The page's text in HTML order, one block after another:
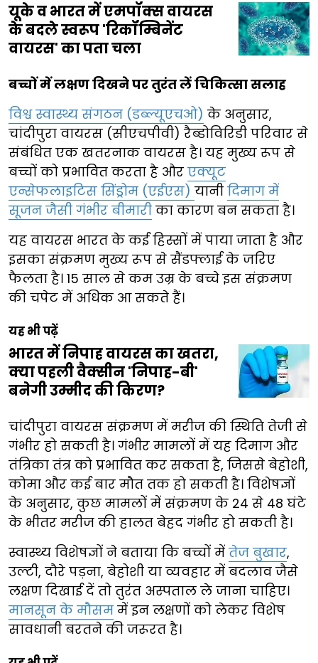
यूके व भारत में एमपॉक्स वायरस
के बदले स्वरूप 'रिकॉम्बिनेंट
वायरस' का पता चला
बच्चों में लक्षण दिखने पर तुरंत लें चिकित्सा सलाह
विश्व स्वास्थ्य संगठन (डब्ल्यूएचओ) के अनुसार,
चांदीपुरा वायरस (सीएचपीवी) रैब्डोविरिडी परिवार से
संबंधित एक खतरनाक वायरस है। यह मुख्य रूप से
बच्चों को प्रभावित करता है और एक्यूट
एन्सेफलाइटिस सिंड्रोम (एईएस) यानी दिमाग में
सूजन जैसी गंभीर बीमारी का कारण बन सकता है।
यह वायरस भारत के कई हिस्सों में पाया जाता है और
इसका संक्रमण मुख्य रूप से सैंडफ्लाई के जरिए
फैलता है। 15 साल से कम उम्र के बच्चे इस संक्रमण
की चपेट में अधिक आ सकते हैं।
यह भी पढ़ें
भारत में निपाह वायरस का खतरा,
क्या पहली वैक्सीन 'निपाह-बी'
बनेगी उम्मीद की किरण?
चांदीपुरा वायरस संक्रमण में मरीज की स्थिति तेजी से
गंभीर हो सकती है। गंभीर मामलों में यह दिमाग और
तंत्रिका तंत्र को प्रभावित कर सकता है, जिससे बेहोशी,
कोमा और कई बार मौत तक हो सकती है। विशेषज्ञों
के अनुसार, कुछ मामलों में संक्रमण के 24 से 48 घंटे
के भीतर मरीज की हालत बेहद गंभीर हो सकती है।
स्वास्थ्य विशेषज्ञों ने बताया कि बच्चों में तेज बुखार,
उल्टी, दौरे पड़ना, बेहोशी या व्यवहार में बदलाव जैसे
लक्षण दिखाई दें तो तुरंत अस्पताल ले जाना चाहिए।
मानसून के मौसम में इन लक्षणों को लेकर विशेष
सावधानी बरतने की जरूरत है।